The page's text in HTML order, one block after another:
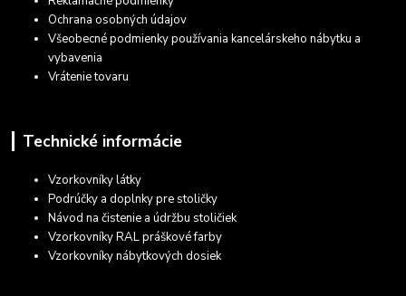
Ochrana osobných údajov
Všeobecné podmienky používania kancelárskeho nábytku a
vybavenia
Vrátenie tovaru
Technické informácie
Vzorkovníky látky
Podrúčky a doplnky pre stoličky
Návod na čistenie a údržbu stoličiek
Vzorkovníky RAL práškové farby
Vzorkovníky nábytkových dosiek